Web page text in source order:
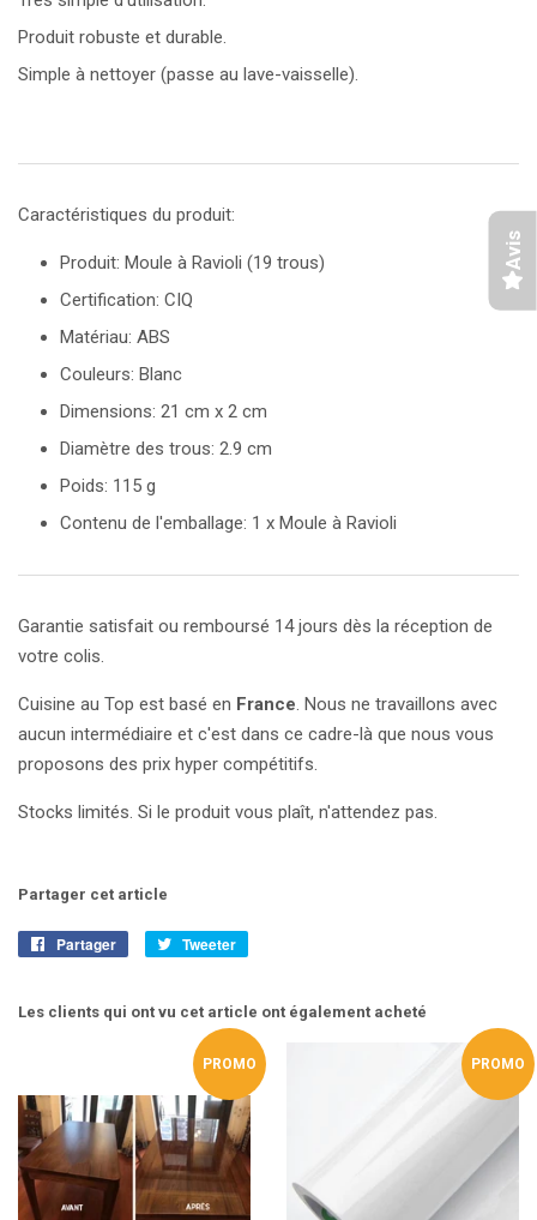
Produit robuste et durable.
Simple à nettoyer (passe au lave-vaisselle).
Caractéristiques du produit:
Produit: Moule à Ravioli (19 trous)
Certification: CIQ
Matériau: ABS
Couleurs: Blanc
Dimensions: 21 cm x 2 cm
Diamètre des trous: 2.9 cm
Poids: 115 g
Contenu de l'emballage: 1 x Moule à Ravioli
Garantie satisfait ou remboursé 14 jours dès la réception de
votre colis.
Cuisine au Top est basé en France . Nous ne travaillons avec
aucun intermédiaire et c'est dans ce cadre-là que nous vous
proposons des prix hyper compétitifs.
Stocks limités. Si le produit vous plaît, n'attendez pas.
Partager cet article
Partager
PartagerTweeter
Les clients qui ont vu cet article ont également acheté
PROMO PROMO
Avis